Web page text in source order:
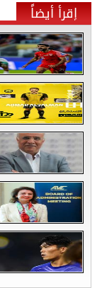
إقرأ أيضاً